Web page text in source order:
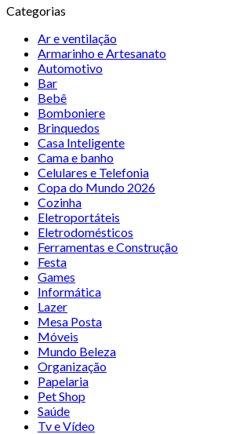
Categorias
Ar e ventilação
Armarinho e Artesanato
Automotivo
Bar
Bebê
Bomboniere
Brinquedos
Casa Inteligente
Cama e banho
Celulares e Telefonia
Copa do Mundo 2026
Cozinha
Eletroportáteis
Eletrodomésticos
Ferramentas e Construção
Festa
Games
Informática
Lazer
Mesa Posta
Móveis
Mundo Beleza
Organização
Papelaria
Pet Shop
Saúde
Tv e Vídeo